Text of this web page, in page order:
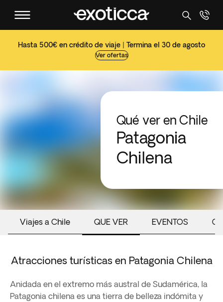
Hasta 500€ en crédito de viaje | Termina el 30 de agosto
Ver ofertas
Qué ver en Chile
Patagonia
Chilena
Viajes a Chile QUE VER EVENTOS
Atracciones turísticas en Patagonia Chilena
Anidada en el extremo más austral de Sudamérica, la
Patagonia chilena es una tierra de belleza indómita y